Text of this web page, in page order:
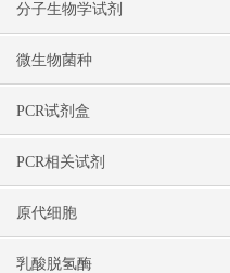
分子生物学试剂
微生物菌种
PCR试剂盒
PCR相关试剂
原代细胞
乳酸脱氢酶